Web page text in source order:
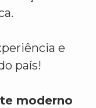
e
país!
moderno